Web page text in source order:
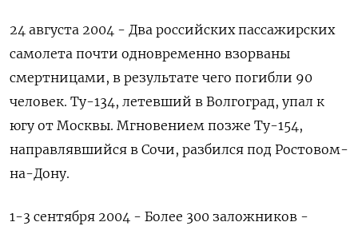
24 августа 2004 - Два российских пассажирских
самолета почти одновременно взорваны
смертницами, в результате чего погибли 90
человек. Ту-134, летевший в Волгоград, упал к
югу от Москвы. Мгновением позже Ту-154,
направлявшийся в Сочи, разбился под Ростовом-
на-Дону.
1-3 сентября 2004 - Более 300 заложников -